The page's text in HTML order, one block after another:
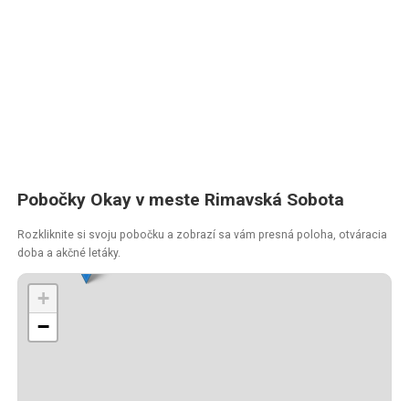
Pobočky Okay v meste Rimavská Sobota
Rozkliknite si svoju pobočku a zobrazí sa vám presná poloha, otváracia
doba a akčné letáky.
+
−